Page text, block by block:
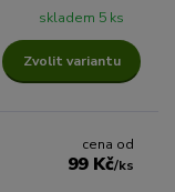
skladem 5 ks
Zvolit variantu
cena od
99 Kč/ks